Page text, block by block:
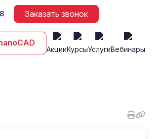
Заказать звонок
АкцииКурсыУслугиВебинары